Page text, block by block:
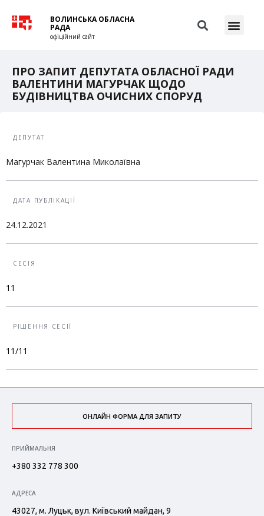
ВОЛИНСЬКА ОБЛАСНА
РАДА
офіційний сайт
ПРО ЗАПИТ ДЕПУТАТА ОБЛАСНОЇ РАДИ
ВАЛЕНТИНИ МАГУРЧАК ЩОДО
БУДІВНИЦТВА ОЧИСНИХ СПОРУД
ДЕПУТАТ
Магурчак Валентина Миколаївна
ДАТА ПУБЛІКАЦІЇ
24.12.2021
СЕСІЯ
11
РІШЕННЯ СЕСІЇ
11/11
ОНЛАЙН ФОРМА ДЛЯ ЗАПИТУ
ПРИЙМАЛЬНЯ
+380 332 778 300
АДРЕСА
43027, м. Луцьк, вул. Київський майдан, 9